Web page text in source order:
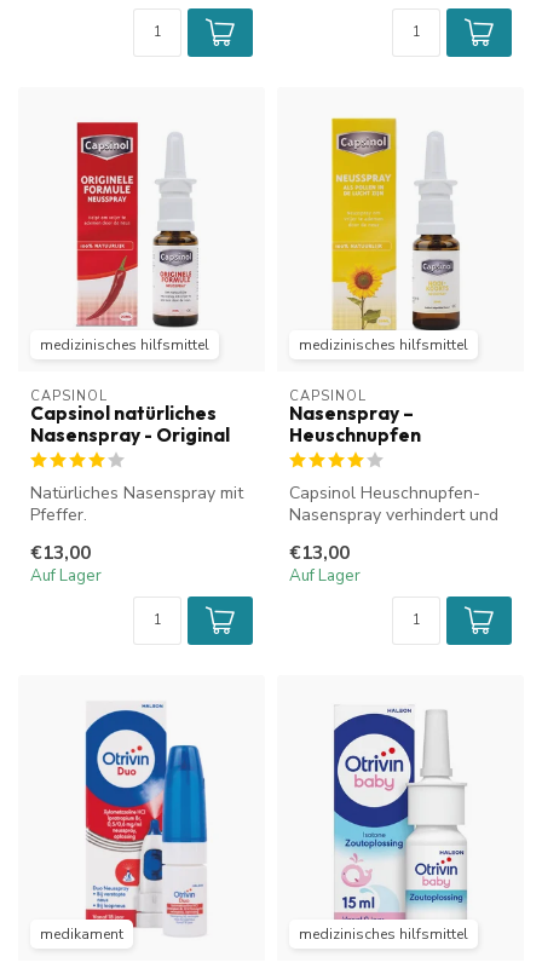
medizinisches hilfsmittel
CAPSINOL
Capsinol natürliches
Nasenspray - Original
Natürliches Nasenspray mit
Pfeffer.
€13,00
Auf Lager
medizinisches hilfsmittel
CAPSINOL
Nasenspray –
Heuschnupfen
Capsinol Heuschnupfen-
Nasenspray verhindert und
Nasenbeschwerden, die ...
€13,00
Auf Lager
medikament medizinisches hilfsmittel